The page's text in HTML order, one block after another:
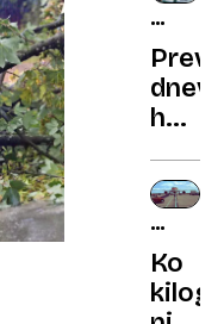
KAJ
NAS
ČAKA?
in
na
ENOTE
Ko